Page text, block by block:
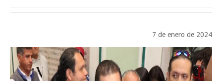
7 de enero de 2024